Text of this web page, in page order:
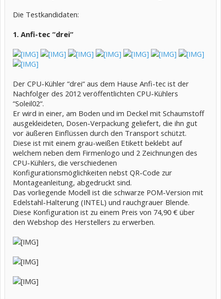
Die Testkandidaten:
1. Anfi-tec “drei“
Der CPU-Kühler “drei“ aus dem Hause Anfi-tec ist der
Nachfolger des 2012 veröffentlichten CPU-Kühlers
“Soleil02“.
Er wird in einer, am Boden und im Deckel mit Schaumstoff
ausgekleideten, Dosen-Verpackung geliefert, die ihn gut
vor äußeren Einflüssen durch den Transport schützt.
Diese ist mit einem grau-weißen Etikett beklebt auf
welchem neben dem Firmenlogo und 2 Zeichnungen des
CPU-Kühlers, die verschiedenen
Konfigurationsmöglichkeiten nebst QR-Code zur
Montageanleitung, abgedruckt sind.
Das vorliegende Modell ist die schwarze POM-Version mit
Edelstahl-Halterung (INTEL) und rauchgrauer Blende.
Diese Konfiguration ist zu einem Preis von 74,90 € über
den Webshop des Herstellers zu erwerben.